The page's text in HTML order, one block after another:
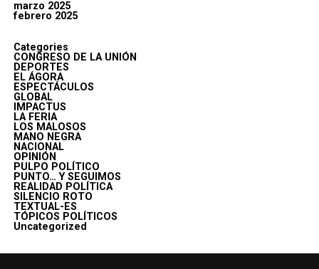
marzo 2025
febrero 2025
Categories
CONGRESO DE LA UNIÓN
DEPORTES
EL ÁGORA
ESPECTÁCULOS
GLOBAL
IMPACTUS
LA FERIA
LOS MALOSOS
MANO NEGRA
NACIONAL
OPINIÓN
PULPO POLÍTICO
PUNTO… Y SEGUIMOS
REALIDAD POLÍTICA
SILENCIO ROTO
TEXTUAL-ES
TÓPICOS POLÍTICOS
Uncategorized